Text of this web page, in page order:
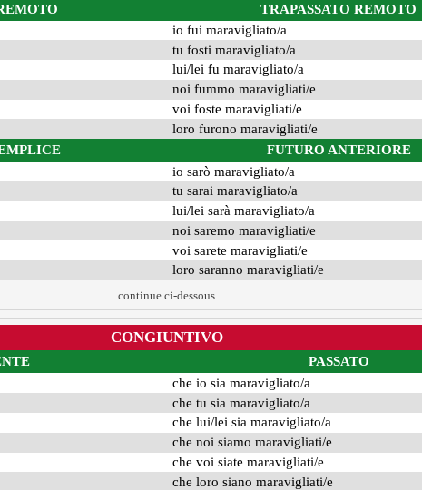
TRAPASSATO REMOTO
io fui maravigliato/a
tu fosti maravigliato/a
lui/lei fu maravigliato/a
noi fummo maravigliati/e
voi foste maravigliati/e
loro furono maravigliati/e
FUTURO ANTERIORE
io sarò maravigliato/a
tu sarai maravigliato/a
lui/lei sarà maravigliato/a
noi saremo maravigliati/e
voi sarete maravigliati/e
loro saranno maravigliati/e
continue ci-dessous
CONGIUNTIVO
PASSATO
che io sia maravigliato/a
che tu sia maravigliato/a
che lui/lei sia maravigliato/a
che noi siamo maravigliati/e
che voi siate maravigliati/e
che loro siano maravigliati/e